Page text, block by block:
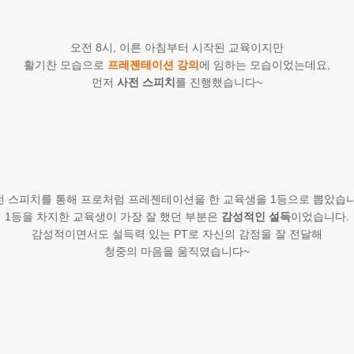
오전 8시, 이른 아침부터 시작된 교육이지만
활기찬 모습으로 프레젠테이션 강의 에 임하는 모습이었는데요,
먼저 사전 스피치 를 진행했습니다~
스피치를 통해 프로처럼 프레젠테이션을 한 교육생을 1등으로 뽑았습
1등을 차지한 교육생이 가장 잘 했던 부분은 감성적인 설득이었습니다.
감성적이면서도 설득력 있는 PT로 자신의 감정을 잘 전달해
청중의 마음을 움직였습니다~